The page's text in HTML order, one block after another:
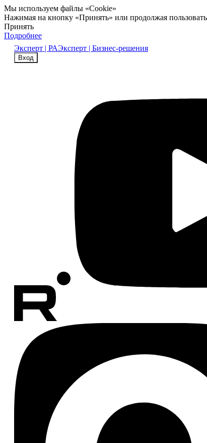
Мы используем файлы «Cookie»
Нажимая на кнопку «Принять» или продолжая
Принять
Подробнее
Эксперт | РАЭксперт | Бизнес-решения
Вход